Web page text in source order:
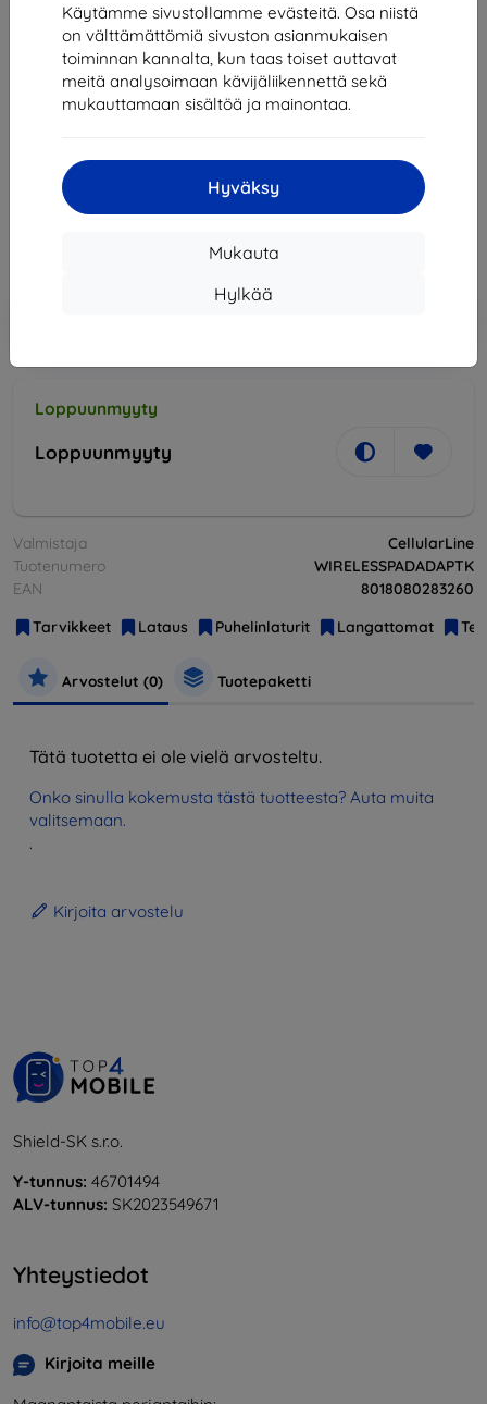
Käytämme sivustollamme evästeitä. Osa niistä
on välttämättömiä sivuston asianmukaisen
toiminnan kannalta, kun taas toiset auttavat
meitä analysoimaan kävijäliikennettä sekä
mukauttamaan sisältöä ja mainontaa.
Hyväksy
Mukauta
Hylkää
Telakointiasema Bezdrôtová rýchla nabíjačka
42,90 €
38,61 €
Alennus kupongilla
Loppuunmyyty
Loppuunmyyty
Valmistaja
CellularLine
Tuotenumero
WIRELESSPADADAPTK
EAN
8018080283260
Tarvikkeet
Lataus Puhelinlaturit Langattomat
Arvostelut (0) Tuotepaketti
Tätä tuotetta ei ole vielä arvosteltu.
Onko sinulla kokemusta tästä tuotteesta? Auta muita
valitsemaan.
.
Kirjoita arvostelu
Shield-SK s.r.o.
Y-tunnus: 46701494
ALV-tunnus: SK2023549671
Yhteystiedot
info@top4mobile.eu
Kirjoita meille